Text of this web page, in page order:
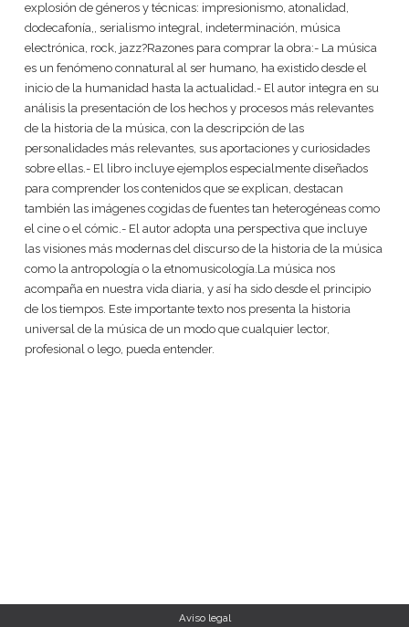
explosión de géneros y técnicas: impresionismo, atonalidad,
dodecafonía,, serialismo integral, indeterminación, música
electrónica, rock, jazz?Razones para comprar la obra:- La música
es un fenómeno connatural al ser humano, ha existido desde el
inicio de la humanidad hasta la actualidad.- El autor integra en su
análisis la presentación de los hechos y procesos más relevantes
de la historia de la música, con la descripción de las
personalidades más relevantes, sus aportaciones y curiosidades
sobre ellas.- El libro incluye ejemplos especialmente diseñados
para comprender los contenidos que se explican, destacan
también las imágenes cogidas de fuentes tan heterogéneas como
el cine o el cómic.- El autor adopta una perspectiva que incluye
las visiones más modernas del discurso de la historia de la música
como la antropología o la etnomusicología.La música nos
acompaña en nuestra vida diaria, y así ha sido desde el principio
de los tiempos. Este importante texto nos presenta la historia
universal de la música de un modo que cualquier lector,
profesional o lego, pueda entender.
Aviso legal